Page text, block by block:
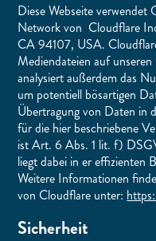
Diese Webseite
Network von Cloudflare
CA 94107, USA.
Mediendateien auf
analysiert außerdem das
um potentiell bösartigen
Übertragung von Daten in
für die hier beschriebene
ist Art. 6 Abs. 1 lit. f)
liegt dabei in er effizienten
Weitere Informationen
von Cloudflare unter:
Sicherheit